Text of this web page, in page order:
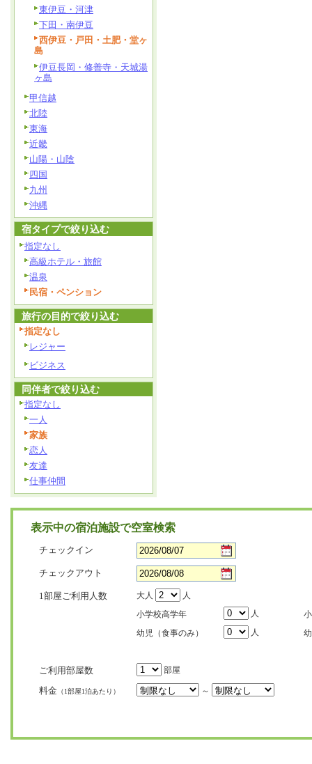
東伊豆・河津
下田・南伊豆
西伊豆・戸田・土肥・堂ヶ
島
伊豆長岡・修善寺・天城湯
ヶ島
甲信越
北陸
東海
近畿
山陽・山陰
四国
九州
沖縄
宿タイプで絞り込む
指定なし
高級ホテル・旅館
温泉
民宿・ペンション
旅行の目的で絞り込む
指定なし
レジャー
ビジネス
同伴者で絞り込む
指定なし
一人
家族
恋人
友達
仕事仲間
表示中の宿泊施設で空室検索
チェックイン
チェックアウト
1部屋ご利用人数 大人
人
小学校高学年
人
幼児（食事のみ）
人
ご利用部屋数 部屋
料金 （1部屋1泊あたり） ～